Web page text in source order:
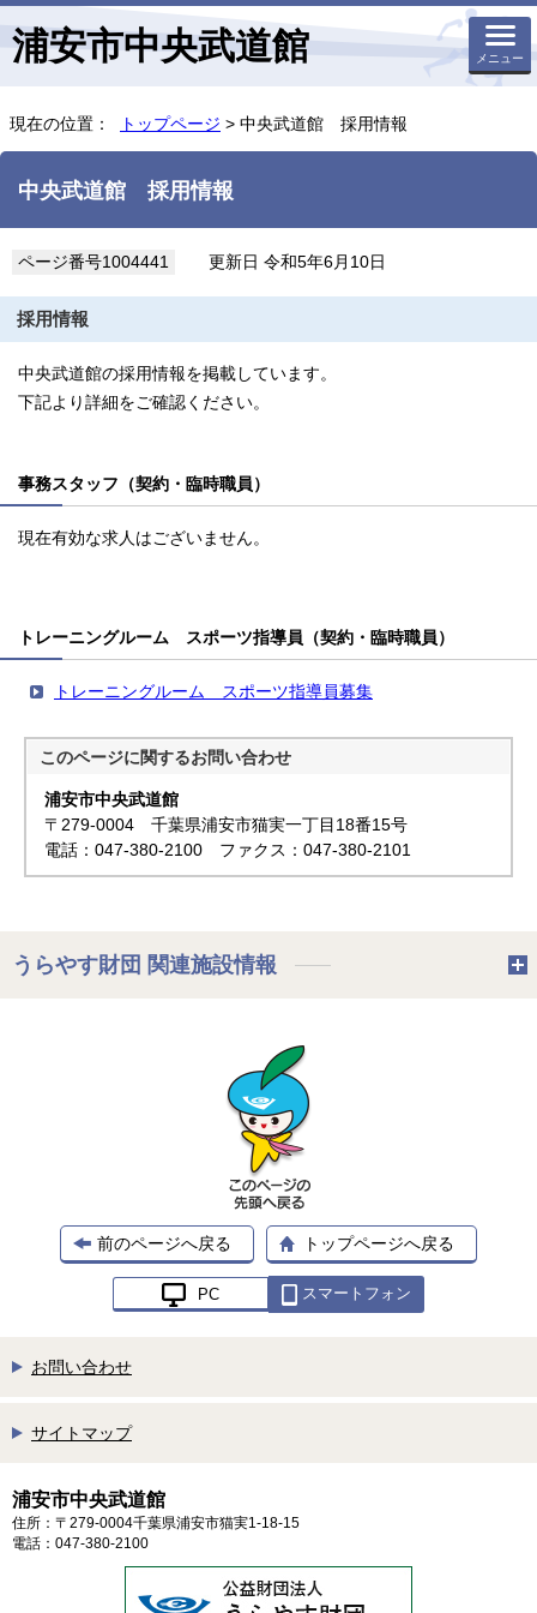
浦安市中央武道館 メニュー
現在の位置： トップページ > 中央武道館 採用情報
中央武道館 採用情報
ページ番号1004441 更新日 令和5年6月10日
採用情報
中央武道館の採用情報を掲載しています。
下記より詳細をご確認ください。
事務スタッフ（契約・臨時職員）
現在有効な求人はございません。
トレーニングルーム スポーツ指導員（契約・臨時職員）
トレーニングルーム スポーツ指導員募集
このページに関するお問い合わせ
浦安市中央武道館
〒279-0004 千葉県浦安市猫実一丁目18番15号
電話：047-380-2100 ファクス：047-380-2101
うらやす財団 関連施設情報
前のページへ戻る トップページへ戻る
PC スマートフォン
お問い合わせ
サイトマップ
浦安市中央武道館
住所：〒279-0004千葉県浦安市猫実1-18-15
電話：047-380-2100